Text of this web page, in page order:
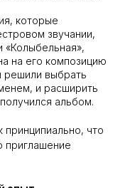
которые
звучании,
«Колыбельная»,
на его композицию
решили выбрать
и расширить
альбом.
принципиально, что
приглашение